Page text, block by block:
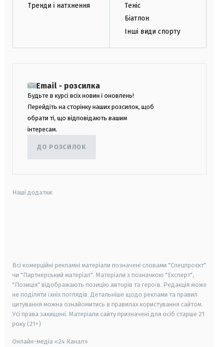
Тренди і натхнення
Теніс
Біатлон
Інші види спорту
Email - розсилка
Будьте в курсі всіх новин і оновлень!
Перейдіть на сторінку наших розсилок, щоб
обрати ті, що відповідають вашим
інтересам.
ДО РОЗСИЛОК
Наші додатки:
Всі комерційні рекламні матеріали позначені словами "Спецпроєкт"
чи "Партнерський матеріал". Матеріали з позначкою "Експерт",
"Позиція" відображають позицію авторів та героїв. Редакція може
не поділяти їхніх поглядів. Детальніше щодо реклами та правил
цитування можна ознайомитись в правилах користування сайтом.
Усі права захищені. Матеріали сайту призначені для осіб старше 21
року (21+)
Онлайн-медіа «24 Канал»